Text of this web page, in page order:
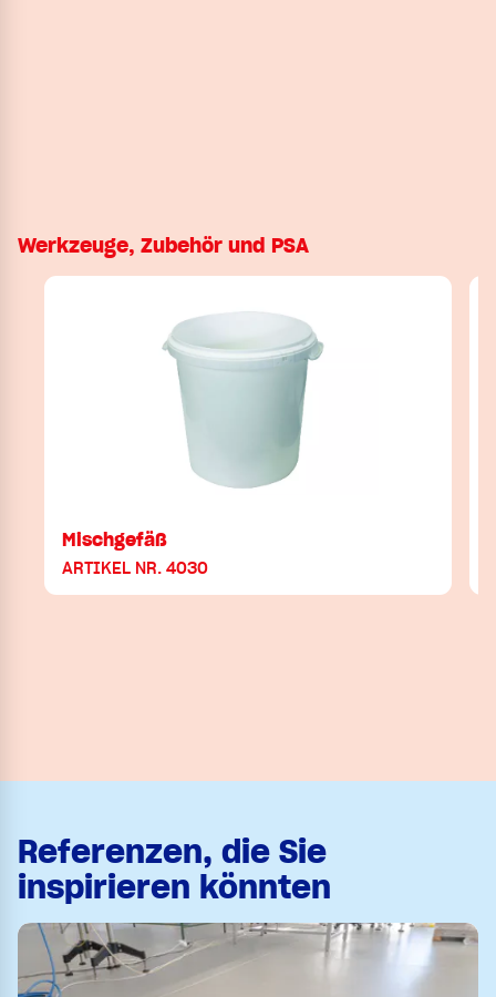
Werkzeuge, Zubehör und PSA
Mischgefäß
ARTIKEL NR. 4030
Referenzen, die Sie
inspirieren könnten